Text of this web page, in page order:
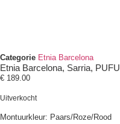
Categorie Etnia Barcelona
Etnia Barcelona, Sarria, PUFU
€ 189.00
Uitverkocht
Montuurkleur: Paars/Roze/Rood